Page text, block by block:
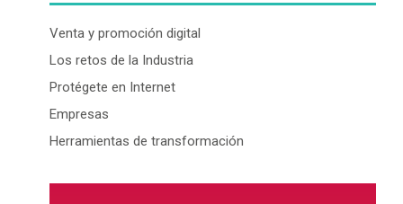
Venta y promoción digital
Los retos de la Industria
Protégete en Internet
Empresas
Herramientas de transformación